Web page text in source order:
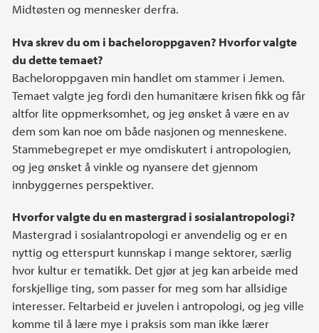
Midtøsten og mennesker derfra.
Hva skrev du om i bacheloroppgaven? Hvorfor valgte
du dette temaet?
Bacheloroppgaven min handlet om stammer i Jemen.
Temaet valgte jeg fordi den humanitære krisen fikk og får
altfor lite oppmerksomhet, og jeg ønsket å være en av
dem som kan noe om både nasjonen og menneskene.
Stammebegrepet er mye omdiskutert i antropologien,
og jeg ønsket å vinkle og nyansere det gjennom
innbyggernes perspektiver.
Hvorfor valgte du en mastergrad i sosialantropologi?
Mastergrad i sosialantropologi er anvendelig og er en
nyttig og etterspurt kunnskap i mange sektorer, særlig
hvor kultur er tematikk. Det gjør at jeg kan arbeide med
forskjellige ting, som passer for meg som har allsidige
interesser. Feltarbeid er juvelen i antropologi, og jeg ville
komme til å lære mye i praksis som man ikke lærer